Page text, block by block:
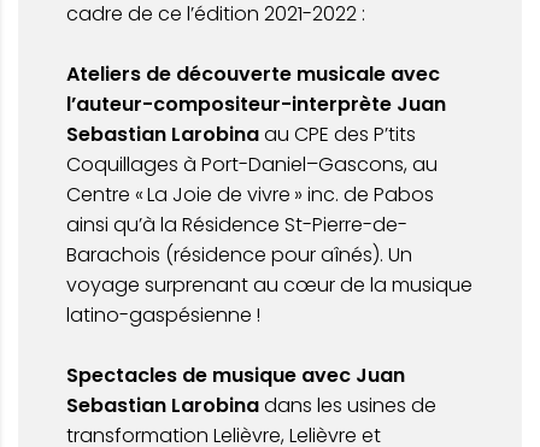
cadre de ce l’édition 2021-2022 :
Ateliers de découverte musicale avec
l’auteur-compositeur-interprète Juan
Sebastian Larobinaau CPE des P’tits
Coquillages à Port-Daniel–Gascons, au
Centre « La Joie de vivre » inc. de Pabos
ainsi qu’à la Résidence St-Pierre-de-
Barachois (résidence pour aînés). Un
voyage surprenant au cœur de la musique
latino-gaspésienne !
Spectacles de musique avec Juan
Sebastian Larobinadans les usines de
transformation Lelièvre, Lelièvre et